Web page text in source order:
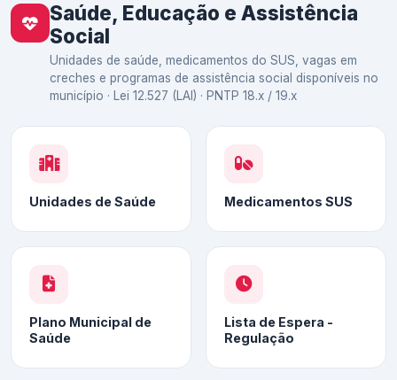
Saúde, Educação e Assistência
Social
Unidades de saúde, medicamentos do SUS, vagas em
creches e programas de assistência social disponíveis no
município · Lei 12.527 (LAI) · PNTP 18.x / 19.x
Unidades de Saúde Medicamentos SUS
Plano Municipal de
Saúde
Lista de Espera -
Regulação